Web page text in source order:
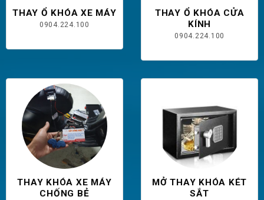
THAY Ổ KHÓA XE MÁY
0904.224.100
THAY Ổ KHÓA CỬA
KÍNH
0904.224.100
THAY KHÓA XE MÁY
CHỐNG BẺ
MỞ THAY KHÓA KÉT
SẮT